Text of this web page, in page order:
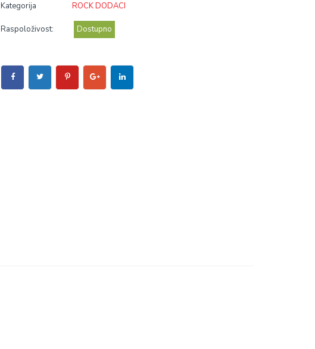
Kategorija
ROCK DODACI
Raspoloživost: Dostupno